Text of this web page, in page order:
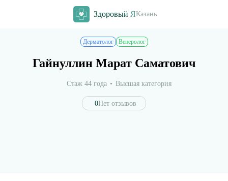
Здоровый ЯКазань
Дерматолог Венеролог
Гайнуллин Марат Саматович
Стаж 44 года Высшая категория
0Нет отзывов